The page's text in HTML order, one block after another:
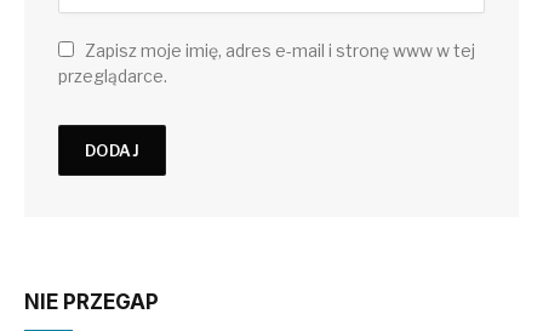
Zapisz moje imię, adres e-mail i stronę www w tej
przeglądarce.
NIE PRZEGAP